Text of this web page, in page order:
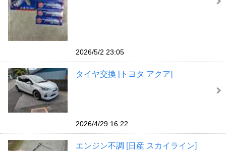
2026/5/2 23:05
タイヤ交換 [トヨタ アクア]
2026/4/29 16:22
エンジン不調 [日産 スカイライン]